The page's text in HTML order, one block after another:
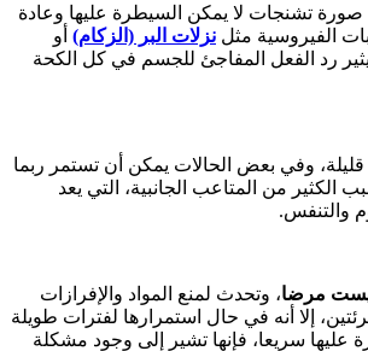
صورة تشنجات لا يمكن السيطرة عليها وعادة
الفيروسية مثل نزلات البر (الزكام) أو
يثير رد الفعل المفاجئ للجسم في كل الكحة
قليلة، وفي بعض الحالات يمكن أن تستمر ربما
الكثير من المتاعب الجانبية، التي يعد
والتنفس.
مرضا، وتحدث لمنع المواد والإفرازات
إلا أنه في حال استمرارها لفترات طويلة
عليها سريعا، فإنها تشير إلى وجود مشكلة